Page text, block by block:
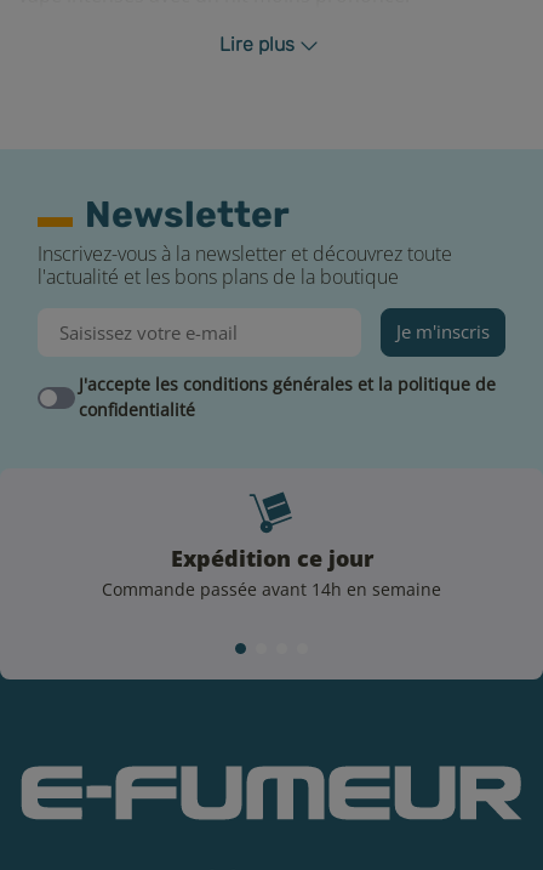
blog sur les e-liquides aux sels de
pour tout savoir à leur sujet.
de forts taux de nicotine avec un rendu très doux et
moins "irritant" qu'un e-liquide "traditionnel". Son
pouvoir d'absorption par l'organisme permettra dans
tous les cas d'obtenir un apport nicotinique rapide et
donc d'aider considérablement au sevrage tabagique.
Taux de nicotine proposé :
10 mg/mL :pour les fumeurs occasionnels et les
L'utilisation des sels de nicotine est prévue pour les
clearomiseurs proposant untirage serré MTL(vape
à 15 watts environ
sur du matériel comme le clearomiseur Nautilus 3
À qui s'adressent les e-liquides aux sels de
nicotine ?
Lire plus
Newsletter
Inscrivez-vous à la newsletter et découvrez toute
l'actualité et les bons plans de la boutique
Je m'inscris
J'accepte les conditions générales et la politique de
confidentialité
Expédition ce jour
Commande passée avant 14h en semaine